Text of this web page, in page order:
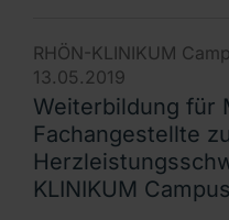
RHÖN-KLINIKUM
13.05.2019
Weiterbildung für
Fachangestellte zu
KLINIKUM